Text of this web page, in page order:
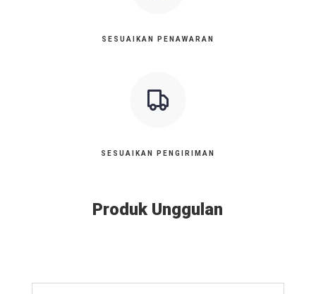
SESUAIKAN PENAWARAN
SESUAIKAN PENGIRIMAN
Produk Unggulan